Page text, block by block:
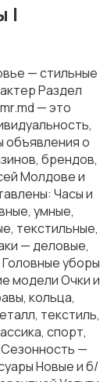
|
— стильные
Раздел
— это
объявления о
брендов,
Молдове и
Часы и
умные,
текстильные,
— деловые,
уборы
модели Очки и
кольца,
текстиль,
спорт,
—
Новые и б/